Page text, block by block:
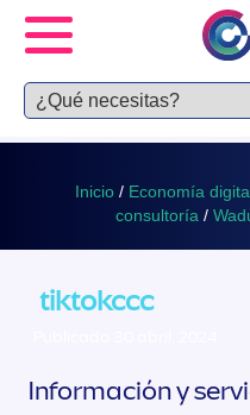
Inicio / Economía
consultoría /
tiktokccc
Información y